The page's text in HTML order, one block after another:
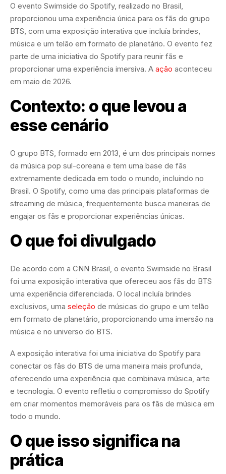
O evento Swimside do Spotify, realizado no Brasil,
proporcionou uma experiência única para os fãs do grupo
BTS, com uma exposição interativa que incluía brindes,
música e um telão em formato de planetário. O evento fez
parte de uma iniciativa do Spotify para reunir fãs e
proporcionar uma experiência imersiva. A ação aconteceu
em maio de 2026.
Contexto: o que levou a
esse cenário
O grupo BTS, formado em 2013, é um dos principais nomes
da música pop sul-coreana e tem uma base de fãs
extremamente dedicada em todo o mundo, incluindo no
Brasil. O Spotify, como uma das principais plataformas de
streaming de música, frequentemente busca maneiras de
engajar os fãs e proporcionar experiências únicas.
O que foi divulgado
De acordo com a CNN Brasil, o evento Swimside no Brasil
foi uma exposição interativa que ofereceu aos fãs do BTS
uma experiência diferenciada. O local incluía brindes
exclusivos, uma seleção de músicas do grupo e um telão
em formato de planetário, proporcionando uma imersão na
música e no universo do BTS.
A exposição interativa foi uma iniciativa do Spotify para
conectar os fãs do BTS de uma maneira mais profunda,
oferecendo uma experiência que combinava música, arte
e tecnologia. O evento refletiu o compromisso do Spotify
em criar momentos memoráveis para os fãs de música em
todo o mundo.
O que isso significa na
prática